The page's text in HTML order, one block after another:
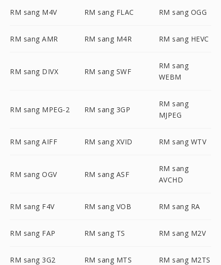
RM sang M4V RM sang FLAC RM sang OGG
RM sang AMR RM sang M4R RM sang HEVC
RM sang DIVX RM sang SWF
RM sang
WEBM
RM sang MPEG-2 RM sang 3GP
RM sang
MJPEG
RM sang AIFF RM sang XVID RM sang WTV
RM sang OGV RM sang ASF
RM sang
AVCHD
RM sang F4V RM sang VOB RM sang RA
RM sang FAP RM sang TS RM sang M2V
RM sang 3G2 RM sang MTS RM sang M2TS